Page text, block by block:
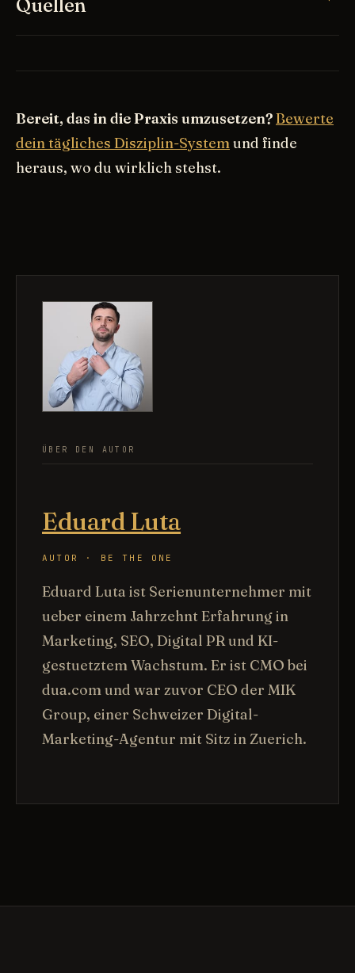
Quellen
Bereit, das in die Praxis umzusetzen?Bewerte
dein tägliches Disziplin-Systemund finde
heraus, wo du wirklich stehst.
ÜBER DEN AUTOR
Eduard Luta
AUTOR · BE THE ONE
Eduard Luta ist Serienunternehmer mit
ueber einem Jahrzehnt Erfahrung in
Marketing, SEO, Digital PR und KI-
gestuetztem Wachstum. Er ist CMO bei
dua.com und war zuvor CEO der MIK
Group, einer Schweizer Digital-
Marketing-Agentur mit Sitz in Zuerich.